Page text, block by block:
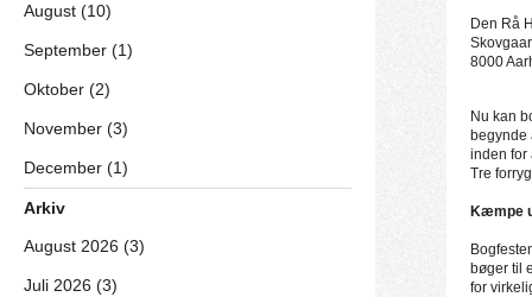
Den Rå
8000
Nu kan
begynde
inden for
Tre
Kæmpe
bøger til
for
August (10)
September (1)
Oktober (2)
November (3)
December (1)
Arkiv
August 2026 (3)
Juli 2026 (3)